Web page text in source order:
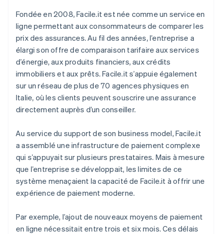
Fondée en 2008, Facile.it est née comme un service en
ligne permettant aux consommateurs de comparer les
prix des assurances. Au fil des années, l’entreprise a
élargi son offre de comparaison tarifaire aux services
d’énergie, aux produits financiers, aux crédits
immobiliers et aux prêts. Facile.it s’appuie également
sur un réseau de plus de 70 agences physiques en
Italie, où les clients peuvent souscrire une assurance
directement auprès d’un conseiller.
Au service du support de son business model, Facile.it
a assemblé une infrastructure de paiement complexe
qui s’appuyait sur plusieurs prestataires. Mais à mesure
que l’entreprise se développait, les limites de ce
système menaçaient la capacité de Facile.it à offrir une
expérience de paiement moderne.
Par exemple, l’ajout de nouveaux moyens de paiement
en ligne nécessitait entre trois et six mois. Ces délais